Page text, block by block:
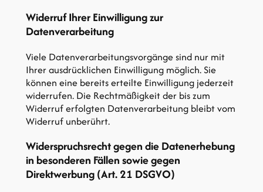
Widerruf Ihrer Einwilligung zur
Datenverarbeitung
Viele Datenverarbeitungsvorgänge sind nur mit
Ihrer ausdrücklichen Einwilligung möglich. Sie
können eine bereits erteilte Einwilligung jederzeit
widerrufen. Die Rechtmäßigkeit der bis zum
Widerruf erfolgten Datenverarbeitung bleibt vom
Widerruf unberührt.
Widerspruchsrecht gegen die Datenerhebung
in besonderen Fällen sowie gegen
Direktwerbung (Art. 21 DSGVO)